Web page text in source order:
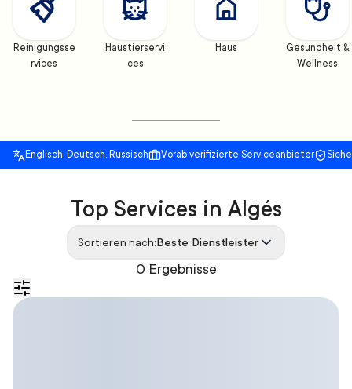
Reinigungsse
rvices
Haustierservi
ces
Haus
Gesundheit &
Wellness
Englisch, Deutsch, Russisch Vorab verifizierte Serviceanbieter
0 Ergebnisse
Top Services in Algés
Sortieren nach:Beste Dienstleister